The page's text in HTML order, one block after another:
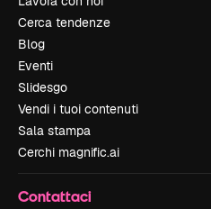
Cerca tendenze
Blog
Eventi
Slidesgo
Vendi i tuoi contenuti
Sala stampa
Cerchi magnific.ai
Contattaci